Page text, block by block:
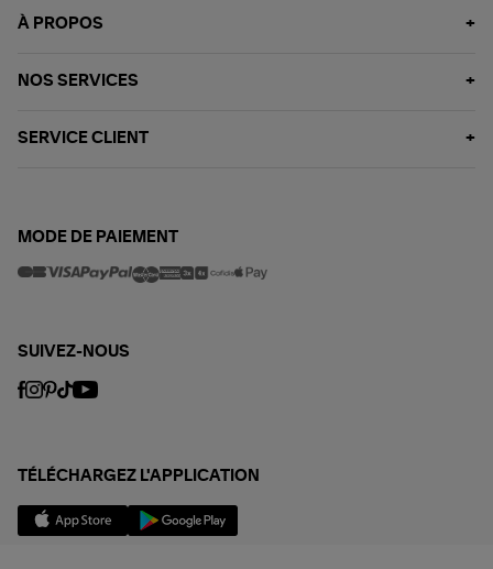
À PROPOS
NOS SERVICES
SERVICE CLIENT
MODE DE PAIEMENT
SUIVEZ-NOUS
TÉLÉCHARGEZ L'APPLICATION